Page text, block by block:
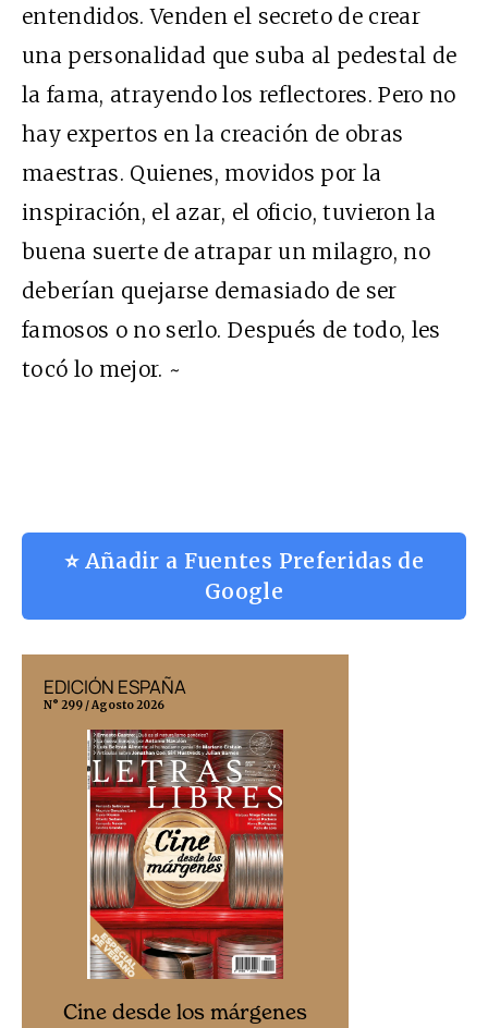
entendidos. Venden el secreto de crear
una personalidad que suba al pedestal de
la fama, atrayendo los reflectores. Pero no
hay expertos en la creación de obras
maestras. Quienes, movidos por la
inspiración, el azar, el oficio, tuvieron la
buena suerte de atrapar un milagro, no
deberían quejarse demasiado de ser
famosos o no serlo. Después de todo, les
tocó lo mejor. ~
⭐ Añadir a Fuentes Preferidas de
Google
EDICIÓN ESPAÑA
N° 299 / Agosto 2026
Cine desde los márgenes